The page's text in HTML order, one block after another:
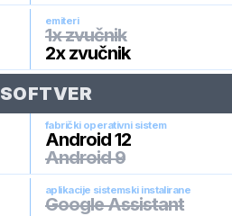
emiteri
1x zvučnik
2x zvučnik
SOFTVER
fabrički operativni sistem
Android 12
Android 9
aplikacije sistemski instalirane
Google Assistant